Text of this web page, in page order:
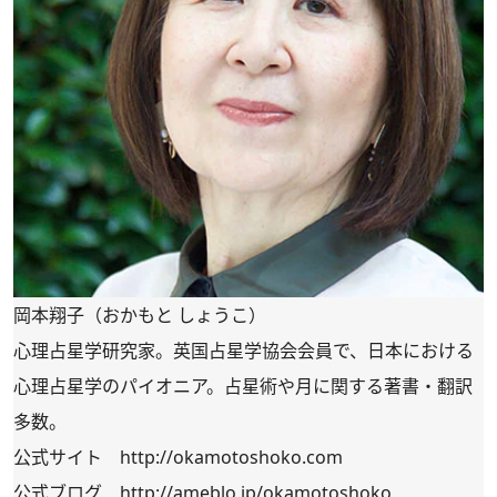
岡本翔子（おかもと しょうこ）
心理占星学研究家。英国占星学協会会員で、日本における
心理占星学のパイオニア。占星術や月に関する著書・翻訳
多数。
公式サイト http://okamotoshoko.com